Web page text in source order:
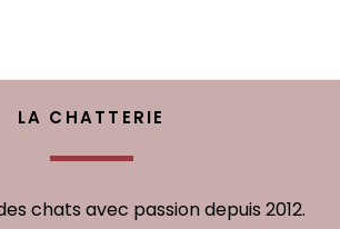
LA CHATTERIE
chats avec passion depuis 2012.